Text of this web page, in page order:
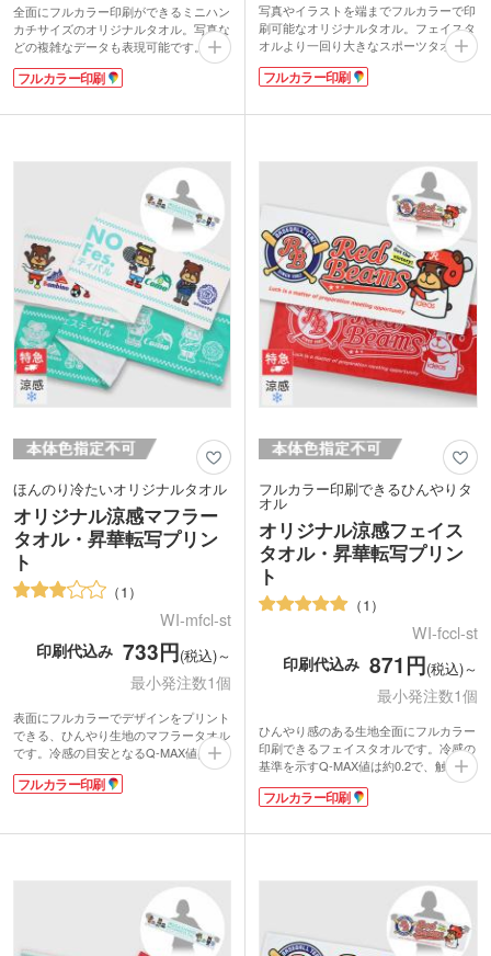
全面にフルカラー印刷ができるミニハン
カチサイズのオリジナルタオル。写真な
どの複雑なデータも表現可能です。しっ
かり厚みのある特厚タイプ。表面はなめ
らかさが特徴のラビットタッチ、裏面は
ます。
としても人気です。表示価格は印刷代込
みの格安価格！フルカラーのデザインも
1色のデザインも同価格でご案内。1枚か
らご注文いただけます。思い出に残るオ
リジナルタオル作成してみてはいかがで
しょうか。
フルカラー印刷
写真やイラストを端までフルカラーで印
刷可能なオリジナルタオル。フェイスタ
オルより一回り大きなスポーツタオル
は、広げたときに目立ってインパクト
大！チームお揃いのタオルは一体感を生
外イベントのオリジナルグッズにもおす
かな質感のラビットタッチ、裏面に吸水
性のあるコットン素材を使用していま
す。フルカラーのデザインも1色のデザ
インも同価格でご対応。1枚からの小ロ
ットでご注文いただけます。
フルカラー印刷
ほんのり冷たいオリジナルタオル
オリジナル涼感マフラー
タオル・昇華転写プリン
ト
1
WI-mfcl-st
印刷代込み 733円(税込)～
最小発注数1個
表面にフルカラーでデザインをプリント
できる、ひんやり生地のマフラータオル
です。冷感の目安となるQ-MAX値は約
0.2で、触れたときにほんのりと冷たさ
を感じられます。濡らして使う必要がな
裏面は吸水性のあるパイル生地なので実
ーシーンで活躍します。クラブチームの
ロゴやオリジナルキャラクターなどを印
刷した、オリジナルグッズ作成におすす
めです。
フルカラー印刷
フルカラー印刷できるひんやりタ
オル
オリジナル涼感フェイス
タオル・昇華転写プリン
ト
1
WI-fccl-st
印刷代込み 871円(税込)～
最小発注数1個
ひんやり感のある生地全面にフルカラー
印刷できるフェイスタオルです。冷感の
基準を示すQ-MAX値は約0.2で、触れた
ときにほんのりと冷たさが感じられま
す。濡らして使う必要がなく、気軽に暑
裏面は吸水性の良いパイル生地で実用性
クラブチームのロゴやオリジナルキャラ
クターなどをプリントすれば、インパク
ト抜群なオリジナルタオルが作成できま
すよ。
フルカラー印刷